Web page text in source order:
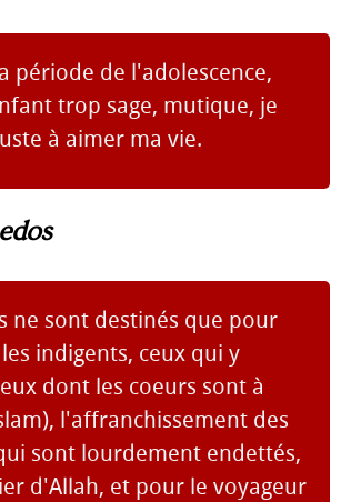
période de l'adolescence,
trop sage, mutique, je
à aimer ma vie.
ne sont destinés que pour
indigents, ceux qui y
dont les coeurs sont à
l'affranchissement des
sont lourdement endettés,
d'Allah, et pour le voyageur